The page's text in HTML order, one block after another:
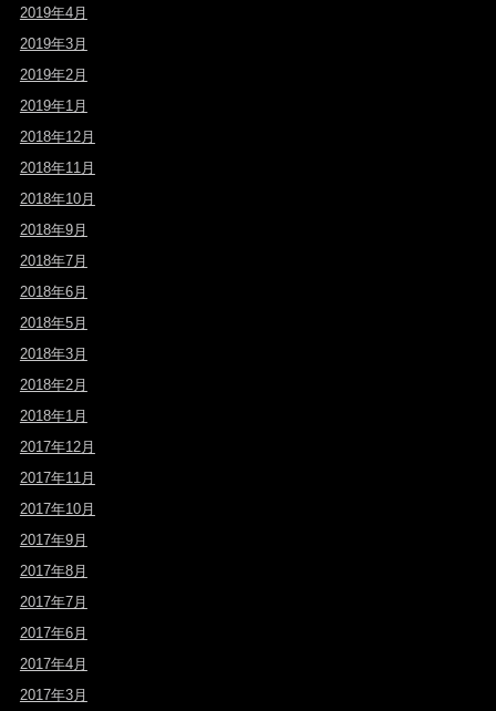
2019年4月
2019年3月
2019年2月
2019年1月
2018年12月
2018年11月
2018年10月
2018年9月
2018年7月
2018年6月
2018年5月
2018年3月
2018年2月
2018年1月
2017年12月
2017年11月
2017年10月
2017年9月
2017年8月
2017年7月
2017年6月
2017年4月
2017年3月